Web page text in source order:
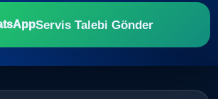
Servis Talebi Gönder